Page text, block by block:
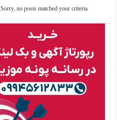
Sorry, no posts matched your criteria.